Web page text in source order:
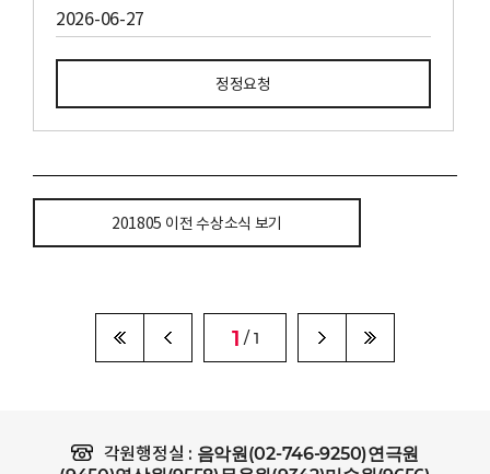
2026-06-27
정정요청
201805 이전 수상소식 보기
1 / 1
각원행정실 : 음악원(02-746-9250)연극원